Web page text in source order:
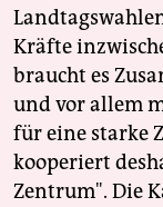
Kräfte
braucht es
und vor allem
für eine starke
kooperiert
Zentrum". Die